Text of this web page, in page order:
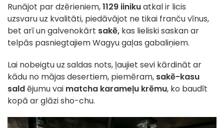
Runājot par dzērieniem,1129 iinikuatkal ir licis
uzsvaru uz kvalitāti, piedāvājot ne tikai franču vīnus,
bet arī un galvenokārt sakē, kas lieliski saskan ar
telpās pasniegtajiem Wagyu gaļas gabaliņiem.
Lai nobeigtu uz saldas nots, ļaujiet sevi kārdināt ar
kādu no mājas desertiem, piemēram, sakē-kasu
saldējumu vai matcha karameļu krēmu, ko baudīt
kopā ar glāzi sho-chu.